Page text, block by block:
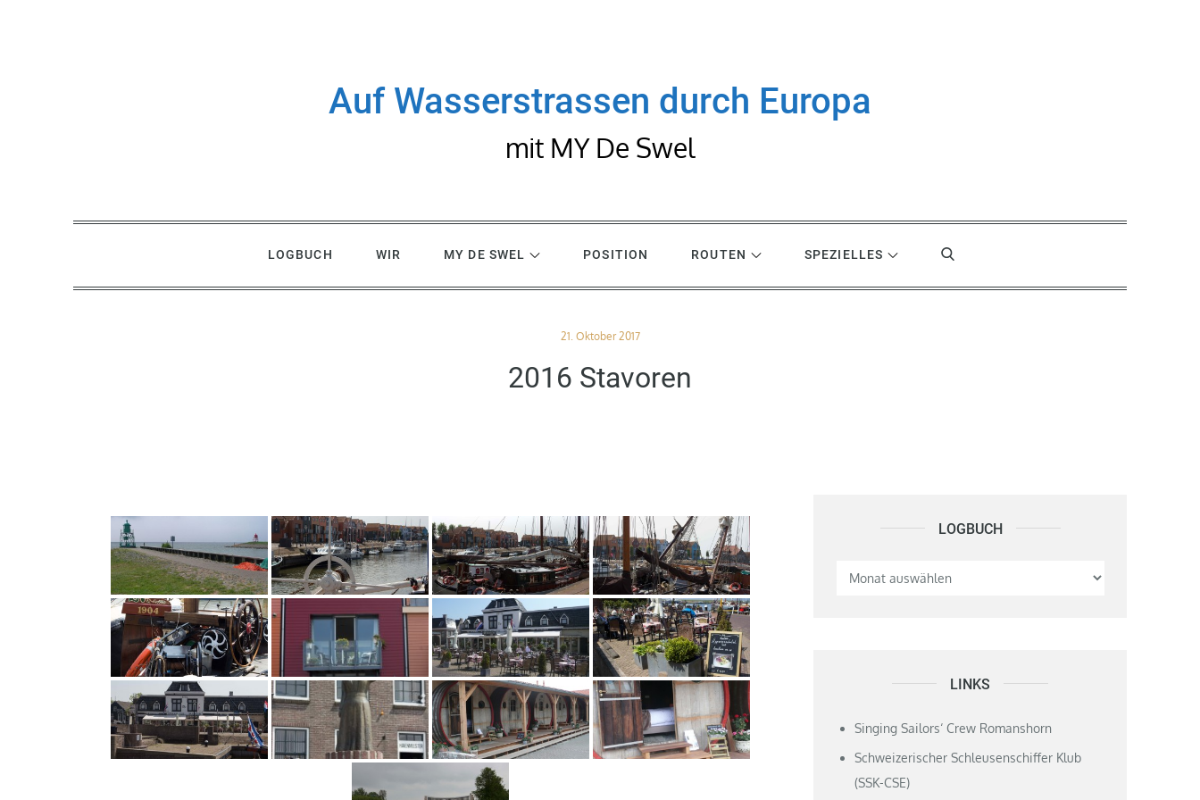
Auf Wasserstrassen durch Europa
mit MY De Swel
LOGBUCH WIR MY DE SWEL POSITION ROUTEN SPEZIELLES
Posted
21. Oktober 2017
2016 Stavoren
LOGBUCH Logbuch
LINKS
Singing Sailors‘ Crew Romanshorn
Schweizerischer Schleusenschiffer Klub
(SSK-CSE)